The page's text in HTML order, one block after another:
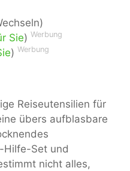
Sie) Werbung
) Werbung
Reiseutensilien für
übers aufblasbare
Hilfe-Set und
nicht alles,